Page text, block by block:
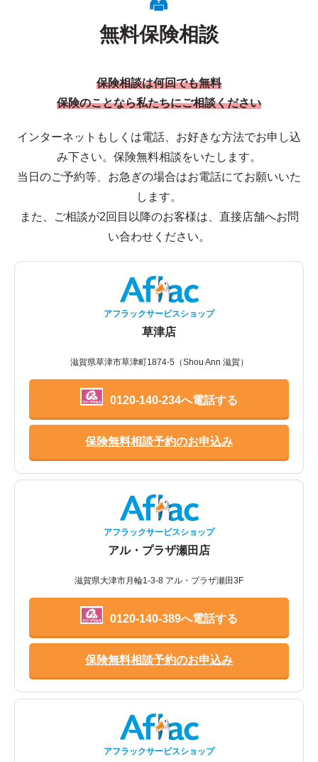
無料保険相談
保険相談は何回でも無料
保険のことなら私たちにご相談ください
インターネットもしくは電話、お好きな方法でお申し込
み下さい。保険無料相談をいたします。
当日のご予約等、お急ぎの場合はお電話にてお願いいた
します。
また、ご相談が2回目以降のお客様は、直接店舗へお問
い合わせください。
アフラックサービスショップ
草津店
滋賀県草津市草津町1874-5（Shou Ann 滋賀）
0120-140-234へ電話する
保険無料相談予約のお申込み
アフラックサービスショップ
アル・プラザ瀬田店
滋賀県大津市月輪1-3-8 アル・プラザ瀬田3F
0120-140-389へ電話する
保険無料相談予約のお申込み
アフラックサービスショップ